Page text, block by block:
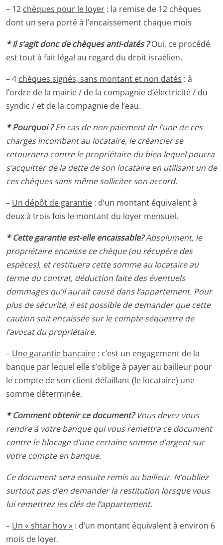
– 12 chèques pour le loyer : la remise de 12 chèques
dont un sera porté à l’encaissement chaque mois
* Il s’agit donc de chèques anti-datés ?Oui, ce procédé
est tout à fait légal au regard du droit israélien.
– 4 chèques signés, sans montant et non datés : à
l’ordre de la mairie / de la compagnie d’électricité / du
syndic / et de la compagnie de l’eau.
* Pourquoi ?En cas de non paiement de l’une de ces
charges incombant au locataire, le créancier se
retournera contre le propriétaire du bien lequel pourra
s’acquitter de la dette de son locataire en utilisant un de
ces chèques sans même solliciter son accord.
– Un dépôt de garantie : d’un montant équivalent à
deux à trois fois le montant du loyer mensuel.
* Cette garantie est-elle encaissable?Absolument, le
propriétaire encaisse ce chèque (ou récupère des
espèces), et restituera cette somme au locataire au
terme du contrat, déduction faite des éventuels
dommages qu’il aurait causé dans l’appartement. Pour
plus de sécurité, il est possible de demander que cette
caution soit encaissée sur le compte séquestre de
l’avocat du propriétaire.
– Une garantie bancaire : c’est un engagement de la
banque par lequel elle s’oblige à payer au bailleur pour
le compte de son client défaillant (le locataire) une
somme déterminée.
* Comment obtenir ce document?Vous devez vous
rendre à votre banque qui vous remettra ce document
contre le blocage d’une certaine somme d’argent sur
votre compte en banque.
Ce document sera ensuite remis au bailleur. N’oubliez
surtout pas d’en demander la restitution lorsque vous
lui remettrez les clés de l’appartement.
– Un « shtar hov » : d’un montant équivalent à environ 6
mois de loyer.